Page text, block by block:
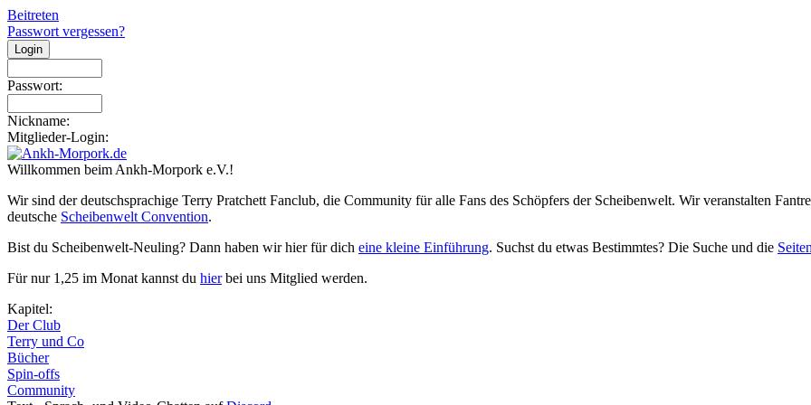
Beitreten
Passwort vergessen?
Passwort:
Nickname:
Mitglieder-Login:
Willkommen beim Ankh-Morpork e.V.!
Wir sind der deutschsprachige Terry Pratchett Fanclub, die Community für alle Fans des Schöpfers der Scheibenwelt. Wir veranstalten
deutsche Scheibenwelt Convention.
Bist du Scheibenwelt-Neuling? Dann haben wir hier für dich eine kleine Einführung. Suchst du etwas Bestimmtes? Die Suche und die
Für nur 1,25 im Monat kannst du hierbei uns Mitglied werden.
Kapitel:
Der Club
Terry und Co
Bücher
Spin-offs
Community